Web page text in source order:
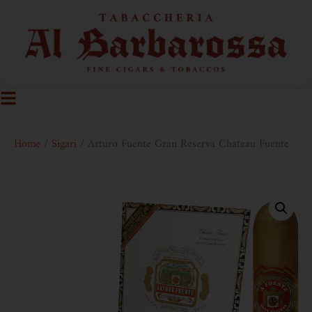
Home Sigari / Arturo Fuente Gran Reserva Chateau Fuente